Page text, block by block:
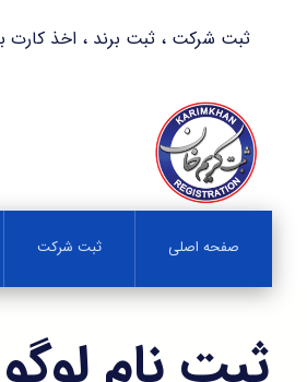
ثبت شرکت ، ثبت برند ، اخذ کارت بازرگانی
صفحه اصلی ثبت شرکت